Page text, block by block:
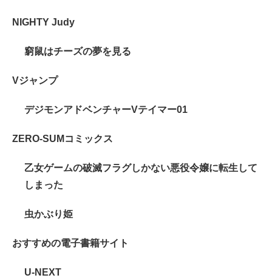
NIGHTY Judy
窮鼠はチーズの夢を見る
Vジャンプ
デジモンアドベンチャーVテイマー01
ZERO-SUMコミックス
乙女ゲームの破滅フラグしかない悪役令嬢に転生して
しまった
虫かぶり姫
おすすめの電子書籍サイト
U-NEXT